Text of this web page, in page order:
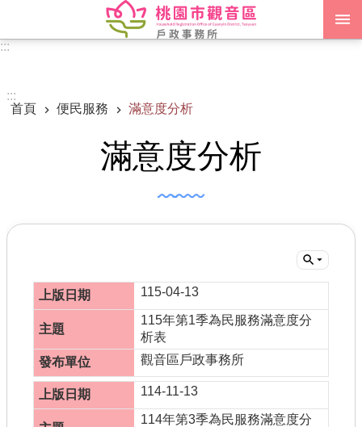
跳到主要內容區塊
業務資訊
機關通訊錄
政府資訊公開
書表下載
門牌查詢
:::
:::
首頁
便民服務 滿意度分析
滿意度分析
115-04-13
115年第1季為民服務滿意度分
析表
觀音區戶政事務所
114-11-13
114年第3季為民服務滿意度分